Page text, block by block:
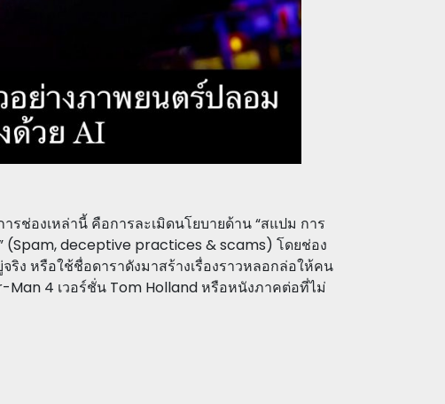
รช่องเหล่านี้ คือการละเมิดนโยบายด้าน “สแปม การ
(Spam, deceptive practices & scams) โดยช่อง
ง หรือใช้ชื่อดาราดังมาสร้างเรื่องราวหลอกล่อให้คน
4 เวอร์ชั่น Tom Holland หรือหนังภาคต่อที่ไม่